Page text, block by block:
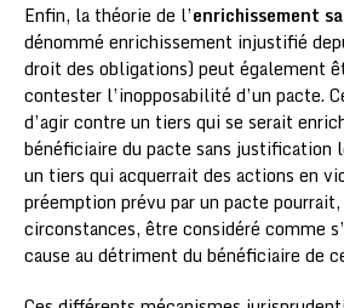
Enfin, la théorie de l’enrichissement
dénommé enrichissement injustifié
droit des obligations) peut également
contester l’inopposabilité d’un pacte.
d’agir contre un tiers qui se serait
bénéficiaire du pacte sans justification
un tiers qui acquerrait des actions en
préemption prévu par un pacte
circonstances, être considéré comme
cause au détriment du bénéficiaire de